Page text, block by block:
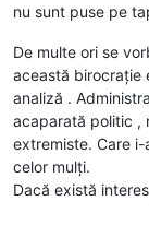
nu sunt puse pe
De multe ori se
această birocrație
analiză .
acaparată politic ,
extremiste. Care i-
celor mulți.
Dacă există